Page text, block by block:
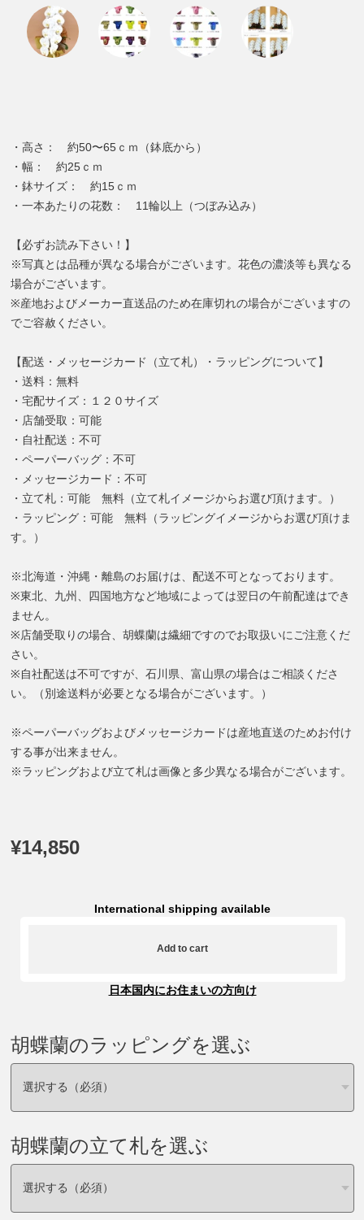
・高さ： 約50〜65ｃｍ（鉢底から）
・幅： 約25ｃｍ
・鉢サイズ： 約15ｃｍ
・一本あたりの花数： 11輪以上（つぼみ込み）
【必ずお読み下さい！】
※写真とは品種が異なる場合がございます。花色の濃淡等も異なる
場合がございます。
※産地およびメーカー直送品のため在庫切れの場合がございますの
でご容赦ください。
【配送・メッセージカード（立て札）・ラッピングについて】
・送料：無料
・宅配サイズ：１２０サイズ
・店舗受取：可能
・自社配送：不可
・ペーパーバッグ：不可
・メッセージカード：不可
・立て札：可能 無料（立て札イメージからお選び頂けます。）
・ラッピング：可能 無料（ラッピングイメージからお選び頂けま
す。）
※北海道・沖縄・離島のお届けは、配送不可となっております。
※東北、九州、四国地方など地域によっては翌日の午前配達はでき
ません。
※店舗受取りの場合、胡蝶蘭は繊細ですのでお取扱いにご注意くだ
さい。
※自社配送は不可ですが、石川県、富山県の場合はご相談くださ
い。（別途送料が必要となる場合がございます。）
※ペーパーバッグおよびメッセージカードは産地直送のためお付け
する事が出来ません。
※ラッピングおよび立て札は画像と多少異なる場合がございます。
¥14,850
International shipping available
Add to cart
日本国内にお住まいの方向け
胡蝶蘭のラッピングを選ぶ
胡蝶蘭の立て札を選ぶ